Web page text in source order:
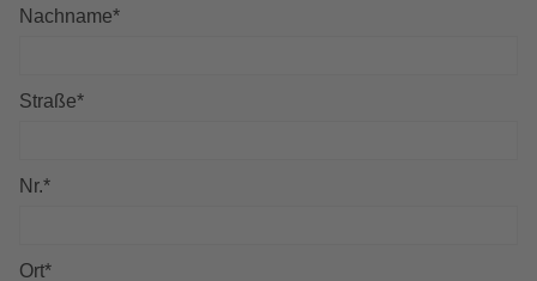
Nachname*
Straße*
Nr.*
Ort*